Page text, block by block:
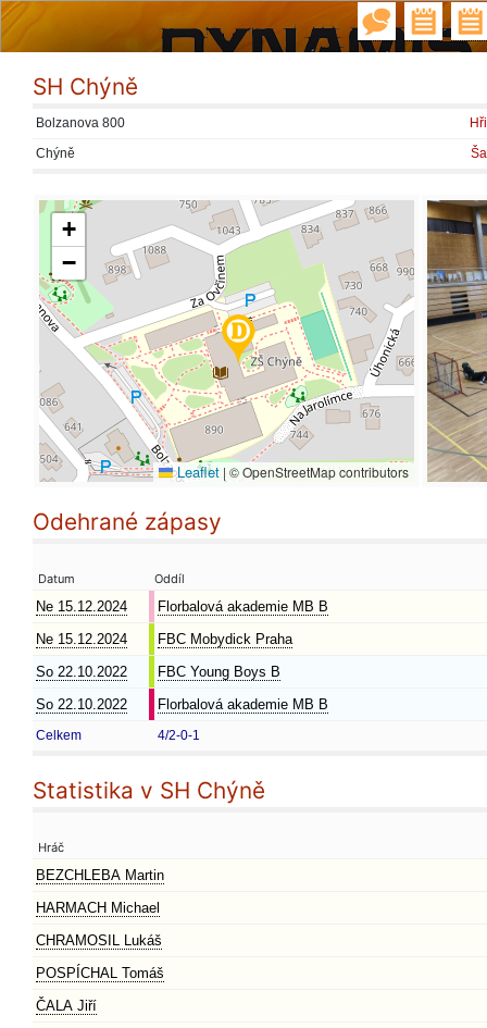
SH Chýně
Bolzanova 800
Chýně
+
−
Leaflet |© OpenStreetMap contributors
Odehrané zápasy
Datum Oddíl
Ne 15.12.2024
Florbalová akademie MB B
Ne 15.12.2024
FBC Mobydick Praha
So 22.10.2022
FBC Young Boys B
So 22.10.2022
Florbalová akademie MB B
Celkem 4/2-0-1
Statistika v SH Chýně
Hráč
BEZCHLEBA Martin
HARMACH Michael
CHRAMOSIL Lukáš
POSPÍCHAL Tomáš
ČALA Jiří